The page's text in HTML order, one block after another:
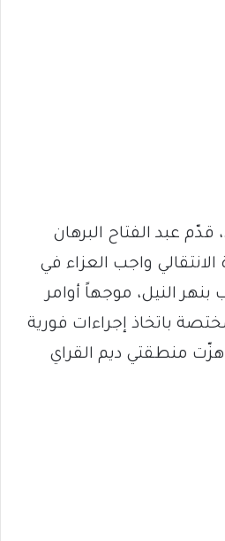
عبد الفتاح البرهان
واجب العزاء في
النيل، موجهاً أوامر
باتخاذ إجراءات فورية
هزّت منطقتي ديم القراي